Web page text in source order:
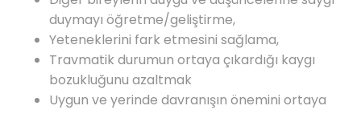
duymayı öğretme/geliştirme,
Yeteneklerini fark etmesini sağlama,
Travmatik durumun ortaya çıkardığı kaygı
bozukluğunu azaltmak
Uygun ve yerinde davranışın önemini ortaya